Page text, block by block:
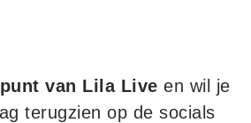
van Lila Live en wil je
terugzien op de socials